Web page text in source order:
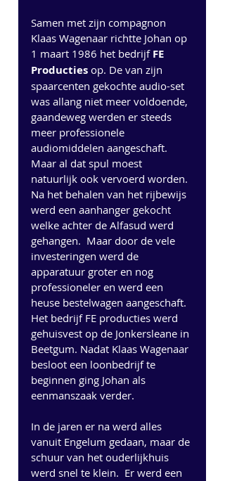
Samen met zijn compagnon
Klaas Wagenaar richtte Johan op
1 maart 1986 het bedrijf FE
Producties op. De van zijn
spaarcenten gekochte audio-set
was allang niet meer voldoende,
gaandeweg werden er steeds
meer professionele
audiomiddelen aangeschaft.
Maar al dat spul moest
natuurlijk ook vervoerd worden.
Na het behalen van het rijbewijs
werd een aanhanger gekocht
welke achter de Alfasud werd
gehangen.  Maar door de vele
investeringen werd de
apparatuur groter en nog
professioneler en werd een
heuse bestelwagen aangeschaft.
Het bedrijf FE producties werd
gehuisvest op de Jonkersleane in
Beetgum. Nadat Klaas Wagenaar
besloot een loonbedrijf te
beginnen ging Johan als
eenmanszaak verder.
In de jaren er na werd alles
vanuit Engelum gedaan, maar de
schuur van het ouderlijkhuis
werd snel te klein.  Er werd een